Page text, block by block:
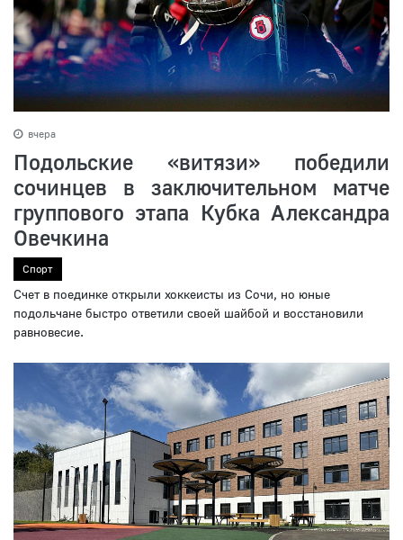
вчера
Подольские «витязи» победили
сочинцев в заключительном матче
группового этапа Кубка Александра
Овечкина
Спорт
Счет в поединке открыли хоккеисты из Сочи, но юные
подольчане быстро ответили своей шайбой и восстановили
равновесие.